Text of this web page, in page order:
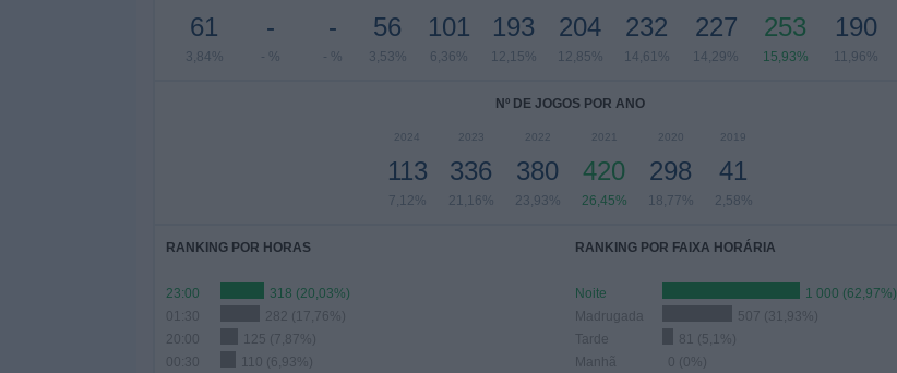
61
3,84%
-
- %
-
- %
56
3,53%
101
6,36%
193
12,15%
204
12,85%
232
14,61%
227
14,29%
253
15,93%
190
11,96%
Nº DE JOGOS POR ANO
2024
113
7,12%
2023
336
21,16%
2022
380
23,93%
2021
420
26,45%
2020
298
18,77%
2019
41
2,58%
RANKING POR HORAS
23:00
318 (20,03%)
01:30
282 (17,76%)
20:00
125 (7,87%)
00:30
110 (6,93%)
RANKING POR FAIXA HORÁRIA
Noite
1 000 (62,97%)
Madrugada
507 (31,93%)
Tarde
81 (5,1%)
Manhã
0 (0%)